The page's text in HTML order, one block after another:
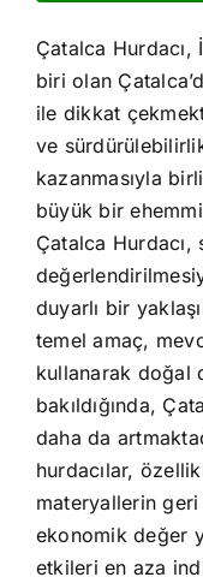
Çatalca Hurdacı,
biri olan
ile dikkat
ve
kazanmasıyla
büyük bir
Çatalca Hurdacı,
duyarlı bir
temel amaç,
kullanarak doğal
bakıldığında,
daha da
hurdacılar,
materyallerin geri
ekonomik değer
etkileri en aza